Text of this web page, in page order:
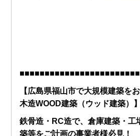
【広島県福山市で大規模建築を
木造WOOD建築（ウッド建築）】
鉄骨造・RC造で、倉庫建築・工
築等をご計画の事業者様必見！